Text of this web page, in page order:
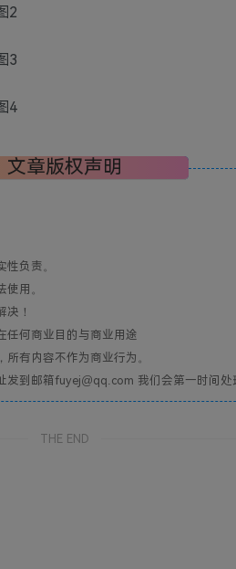
文章版权声明
负责。
用。
！
任何商业目的与商业用途
有内容不作为商业行为。
到邮箱fuyej@qq.com 我们会第一时间处
THE END